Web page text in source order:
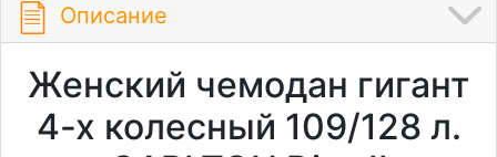
Описание
Женский чемодан гигант
4-х колесный 109/128 л.